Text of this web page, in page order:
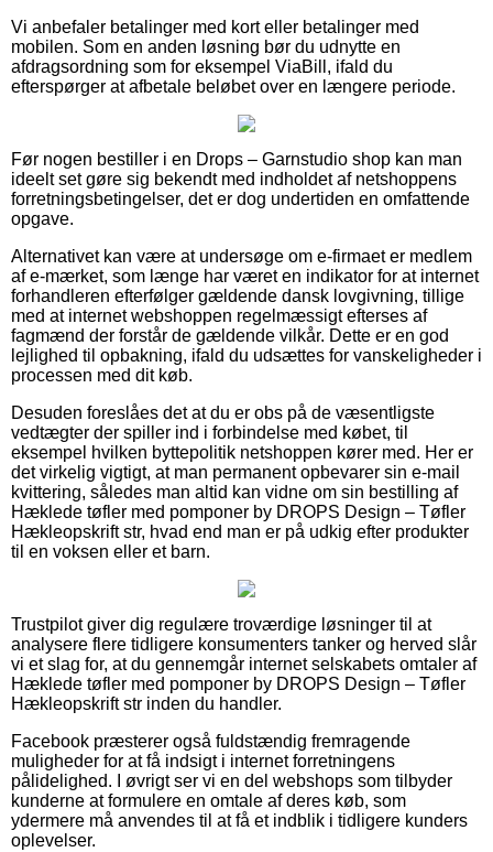
Vi anbefaler betalinger med kort eller betalinger med
mobilen. Som en anden løsning bør du udnytte en
afdragsordning som for eksempel ViaBill, ifald du
efterspørger at afbetale beløbet over en længere periode.
Før nogen bestiller i en Drops – Garnstudio shop kan man
ideelt set gøre sig bekendt med indholdet af netshoppens
forretningsbetingelser, det er dog undertiden en omfattende
opgave.
Alternativet kan være at undersøge om e-firmaet er medlem
af e-mærket, som længe har været en indikator for at internet
forhandleren efterfølger gældende dansk lovgivning, tillige
med at internet webshoppen regelmæssigt efterses af
fagmænd der forstår de gældende vilkår. Dette er en god
lejlighed til opbakning, ifald du udsættes for vanskeligheder i
processen med dit køb.
Desuden foreslåes det at du er obs på de væsentligste
vedtægter der spiller ind i forbindelse med købet, til
eksempel hvilken byttepolitik netshoppen kører med. Her er
det virkelig vigtigt, at man permanent opbevarer sin e-mail
kvittering, således man altid kan vidne om sin bestilling af
Hæklede tøfler med pomponer by DROPS Design – Tøfler
Hækleopskrift str, hvad end man er på udkig efter produkter
til en voksen eller et barn.
Trustpilot giver dig regulære troværdige løsninger til at
analysere flere tidligere konsumenters tanker og herved slår
vi et slag for, at du gennemgår internet selskabets omtaler af
Hæklede tøfler med pomponer by DROPS Design – Tøfler
Hækleopskrift str inden du handler.
Facebook præsterer også fuldstændig fremragende
muligheder for at få indsigt i internet forretningens
pålidelighed. I øvrigt ser vi en del webshops som tilbyder
kunderne at formulere en omtale af deres køb, som
ydermere må anvendes til at få et indblik i tidligere kunders
oplevelser.